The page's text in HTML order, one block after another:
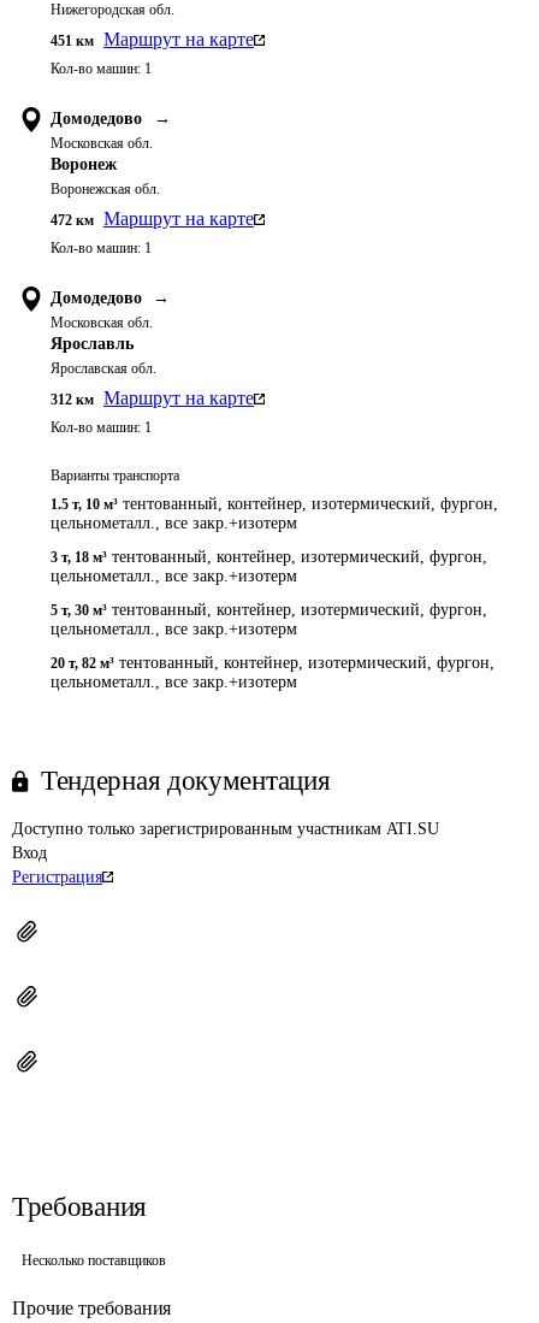
Нижегородская обл.
451 км Маршрут на карте
Кол-во машин: 1
Домодедово →
Московская обл.
Воронеж
Воронежская обл.
472 км Маршрут на карте
Кол-во машин: 1
Домодедово →
Московская обл.
Ярославль
Ярославская обл.
312 км Маршрут на карте
Кол-во машин: 1
Варианты транспорта
1.5 т, 10 м³ тентованный, контейнер, изотермический, фургон,
цельнометалл., все закр.+изотерм
3 т, 18 м³ тентованный, контейнер, изотермический, фургон,
цельнометалл., все закр.+изотерм
5 т, 30 м³ тентованный, контейнер, изотермический, фургон,
цельнометалл., все закр.+изотерм
20 т, 82 м³ тентованный, контейнер, изотермический, фургон,
цельнометалл., все закр.+изотерм
Тендерная документация
Доступно только зарегистрированным участникам ATI.SU
Вход
Регистрация
Требования
Несколько поставщиков
Прочие требования